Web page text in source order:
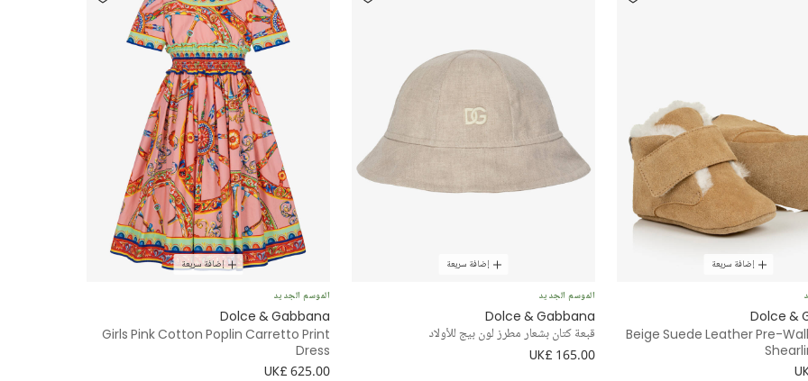
إضافة سريعة
Dolce &
Beige Suede Leather Pre-
إضافة سريعة
الموسم الجديد
Dolce & Gabbana
قبعة كتان بشعار مطرز لون بيج للأولاد
UK£ 165.00
إضافة سريعة
الموسم الجديد
Dolce & Gabbana
Girls Pink Cotton Poplin Carretto Print
Dress
UK£ 625.00